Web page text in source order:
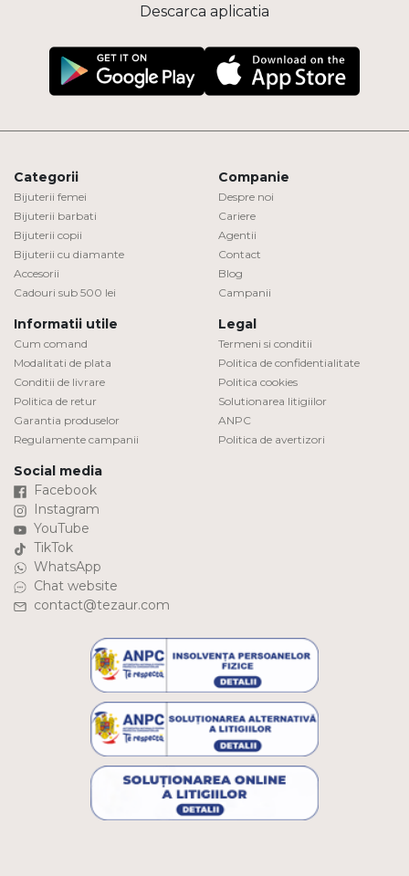
Descarca aplicatia
Categorii
Bijuterii femei
Bijuterii barbati
Bijuterii copii
Bijuterii cu diamante
Accesorii
Cadouri sub 500 lei
Companie
Despre noi
Cariere
Agentii
Contact
Blog
Campanii
Informatii utile
Cum comand
Modalitati de plata
Conditii de livrare
Politica de retur
Garantia produselor
Regulamente campanii
Legal
Termeni si conditii
Politica de confidentialitate
Politica cookies
Solutionarea litigiilor
ANPC
Politica de avertizori
Social media
Facebook
Instagram
YouTube
TikTok
WhatsApp
Chat website
contact@tezaur.com